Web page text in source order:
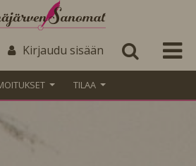
Kirjaudu sisään
TILAA